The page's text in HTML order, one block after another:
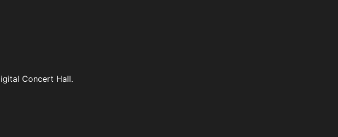
Concert Hall.